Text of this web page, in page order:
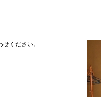
ください。